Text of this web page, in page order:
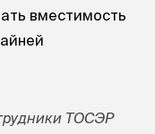
вместимость
ТОСЭР